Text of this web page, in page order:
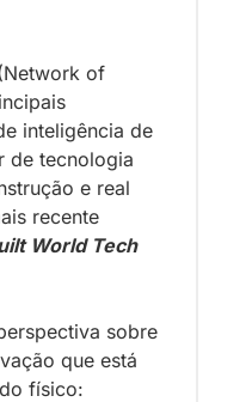
of
inteligência de
de tecnologia
e real
recente
World Tech
sobre
que está
físico: